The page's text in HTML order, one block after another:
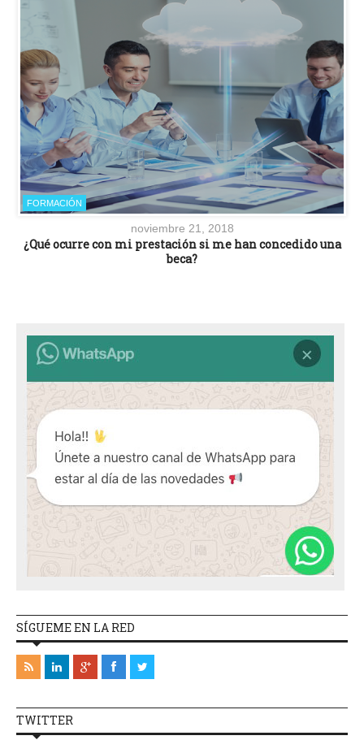
FORMACIÓN
noviembre 21, 2018
¿Qué ocurre con mi prestación si me han concedido una
beca?
SÍGUEME EN LA RED
TWITTER